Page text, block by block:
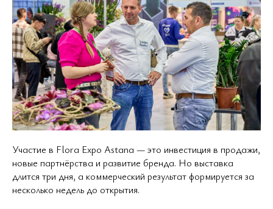
Участие в Flora Expo Astana — это инвестиция в продажи,
новые партнёрства и развитие бренда. Но выставка
длится три дня, а коммерческий результат формируется за
несколько недель до открытия.